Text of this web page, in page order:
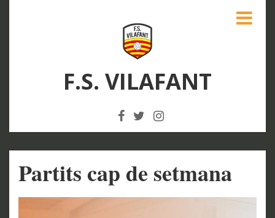
F.S. VILAFANT
Partits cap de setmana